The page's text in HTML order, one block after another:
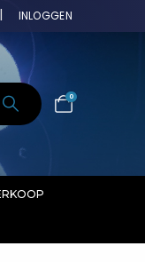
INLOGGEN
0